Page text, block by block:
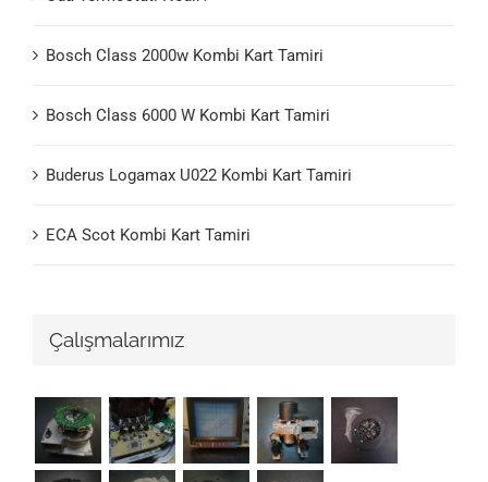
Bosch Class 2000w Kombi Kart Tamiri
Bosch Class 6000 W Kombi Kart Tamiri
Buderus Logamax U022 Kombi Kart Tamiri
ECA Scot Kombi Kart Tamiri
Çalışmalarımız